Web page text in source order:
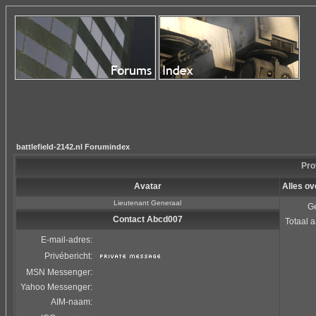
battlefield-2142.nl Forumindex
Avatar Alles
Lieutenant Generaal
Totaal
Contact Abcd007
E-mail-adres:
Privébericht:
MSN Messenger:
Yahoo Messenger:
AIM-naam: